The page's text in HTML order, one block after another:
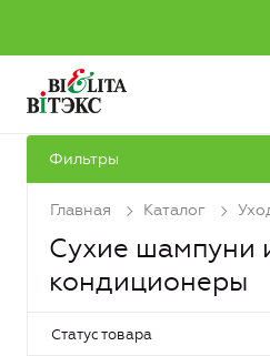
Фильтры
Главная Каталог
Сухие шампуни
кондиционеры
Статус товара